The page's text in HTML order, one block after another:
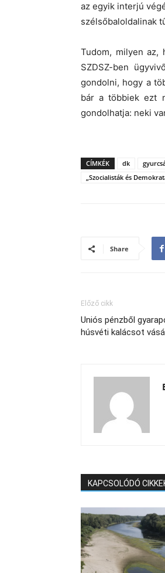
az egyik interjú
szélsőbaloldalinak
Tudom, milyen az,
SZDSZ-ben
gondolni, hogy a
bár a többiek ezt
gondolhatja: neki
CÍMKÉK dk
„Szocialisták és
Share
Előző cikk
Uniós pénzből
húsvéti kalácsot
KAPCSOLÓDÓ